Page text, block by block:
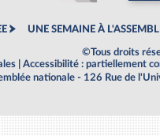
UNE SEMAINE À
©Tous droits
Accessibilité : partiellement
nationale - 126 Rue de